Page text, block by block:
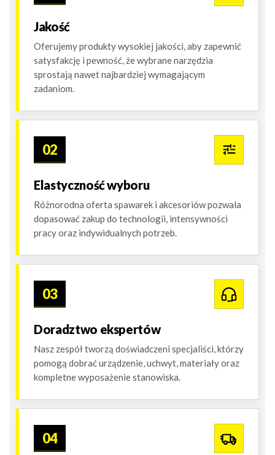
Jakość
Oferujemy produkty wysokiej jakości, aby zapewnić
satysfakcję i pewność, że wybrane narzędzia
sprostają nawet najbardziej wymagającym
zadaniom.
02
Elastyczność wyboru
Różnorodna oferta spawarek i akcesoriów pozwala
dopasować zakup do technologii, intensywności
pracy oraz indywidualnych potrzeb.
03
Doradztwo ekspertów
Nasz zespół tworzą doświadczeni specjaliści, którzy
pomogą dobrać urządzenie, uchwyt, materiały oraz
kompletne wyposażenie stanowiska.
04